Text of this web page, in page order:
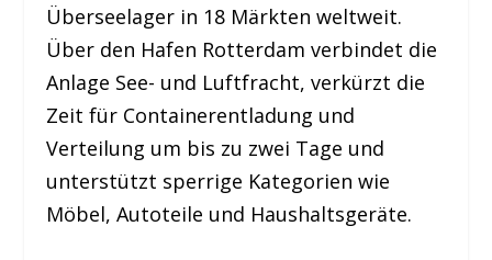
Überseelager in 18 Märkten weltweit.
Über den Hafen Rotterdam verbindet die
Anlage See- und Luftfracht, verkürzt die
Zeit für Containerentladung und
Verteilung um bis zu zwei Tage und
unterstützt sperrige Kategorien wie
Möbel, Autoteile und Haushaltsgeräte.